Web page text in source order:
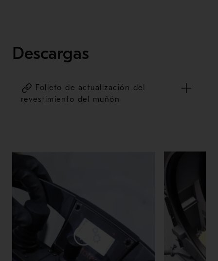
Descargas
Folleto de actualización del
revestimiento del muñón